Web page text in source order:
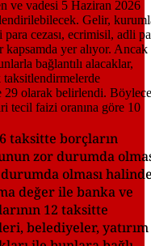
taksitte borçların
zor durumda
olması
değer ile banka ve
12 taksitte
belediyeler, yatırım